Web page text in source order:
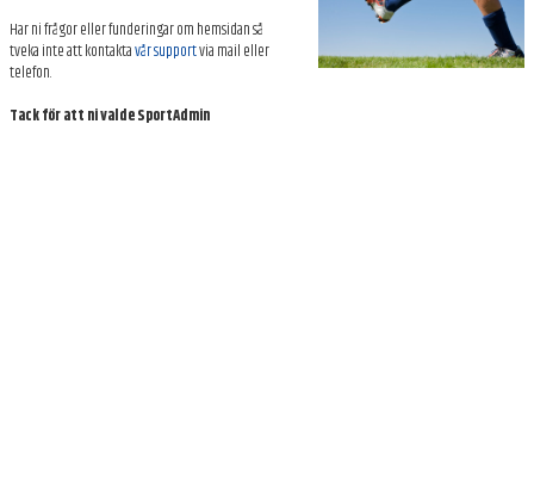
DOKUMENT
Har ni frågor eller funderingar om hemsidan så
tveka inte att kontaktavår supportvia mail eller
telefon.
Tack för att ni valde SportAdmin